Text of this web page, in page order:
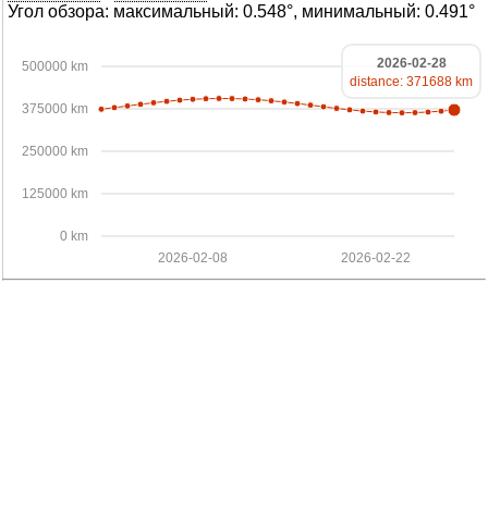
Угол обзора: максимальный: 0.548°, минимальный: 0.491°
0 km
125000 km
250000 km
375000 km
500000 km
2026-02-22
2026-02-08
2026-02-28
distance: 371688 km